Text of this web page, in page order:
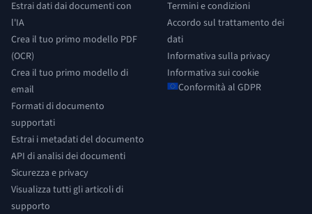
Estrai dati dai documenti con
l'IA
Crea il tuo primo modello PDF
(OCR)
Crea il tuo primo modello di
email
Formati di documento
supportati
Estrai i metadati del documento
API di analisi dei documenti
Sicurezza e privacy
Visualizza tutti gli articoli di
supporto
Termini e condizioni
Accordo sul trattamento dei
dati
Informativa sulla privacy
Informativa sui cookie
Conformità al GDPR